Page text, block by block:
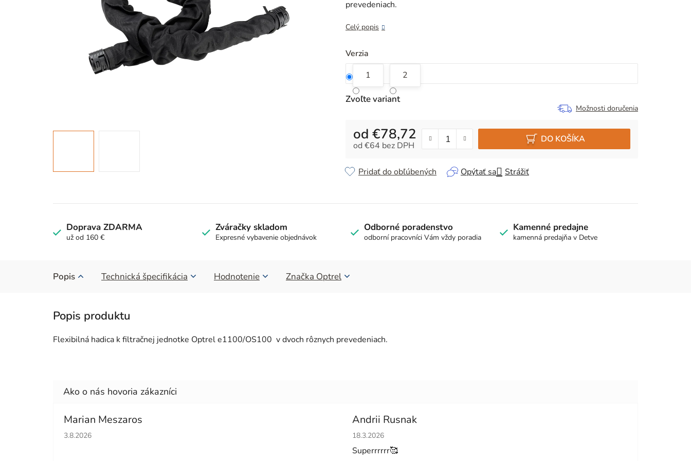
z
hviezdičiek.
prevedeniach.
Celý popis
Verzia
1
2
Zvoľte variant
Možnosti doručenia
od €78,72
od €64 bez DPH
DO KOŠÍKA
Opýtať sa Strážiť
Pridať do obľúbených
Doprava ZDARMA
už od 160 €
Zváračky skladom
Expresné vybavenie objednávok
Odborné poradenstvo
odborní pracovníci Vám vždy poradia
Kamenné predajne
kamenná predajňa v Detve
Popis Technická špecifikácia Hodnotenie Značka Optrel
Flexibilná hadica k filtračnej jednotke Optrel e1100/OS100 v dvoch rôznych prevedeniach.
Marian Meszaros
Hodnotenie obchodu je 5 z 5 hviezdičiek.
3.8.2026
Andrii Rusnak
Hodnotenie obchodu je 5 z 5 hviezdičiek.
18.3.2026
Superrrrrr🥰